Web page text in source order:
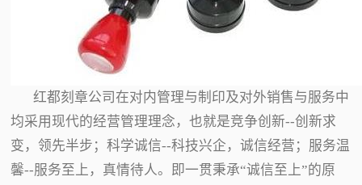
红都刻章公司在对内管理与制印及对外销售与服务中
均采用现代的经营管理理念，也就是竞争创新--创新求
变，领先半步；科学诚信--科技兴企，诚信经营；服务温
馨--服务至上，真情待人。即一贯秉承“诚信至上”的原